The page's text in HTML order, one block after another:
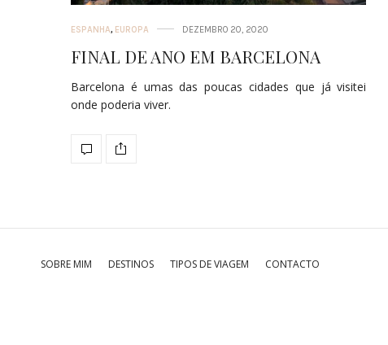
ESPANHA, EUROPA DEZEMBRO 20, 2020
FINAL DE ANO EM BARCELONA
Barcelona é umas das poucas cidades que já visitei
onde poderia viver.
SOBRE MIM DESTINOS TIPOS DE VIAGEM CONTACTO